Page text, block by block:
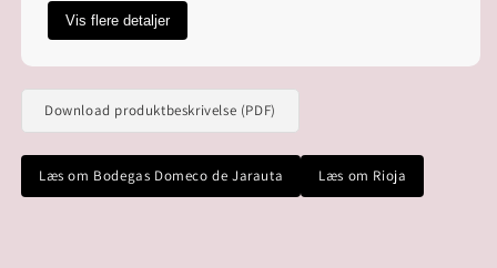
Vis flere detaljer
Download produktbeskrivelse (PDF)
Læs om Bodegas Domeco de Jarauta Læs om Rioja